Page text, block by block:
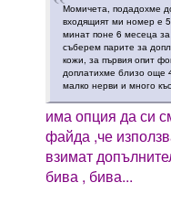
Момичета, подадохме
входящият ми номер е
минат поне 6 месеца
съберем парите за
кожи, за първия опит
доплатихме близо още
малко нерви и много
има опция да си
файда ,че
взимат
бива , бива...